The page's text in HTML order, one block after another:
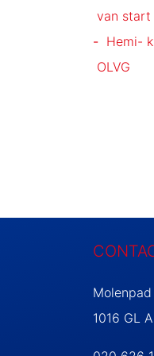
van start
Hemi-
OLVG
Molenpad
1016 GL